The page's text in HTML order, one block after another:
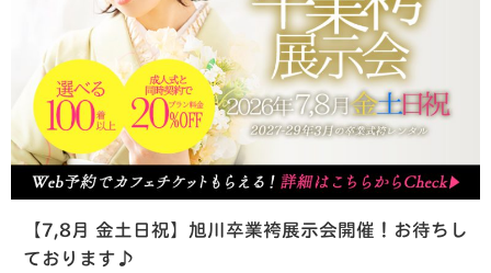
【7,8月 金土日祝】旭川卒業袴展示会開催！お待ちし
ております♪